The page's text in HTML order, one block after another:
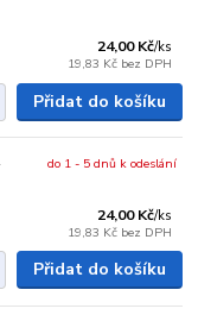
24,00 Kč/ks
19,83 Kč bez DPH
Přidat do košíku
24,00 Kč/ks
19,83 Kč bez DPH
do 1 - 5 dnů k odeslání
Přidat do košíku